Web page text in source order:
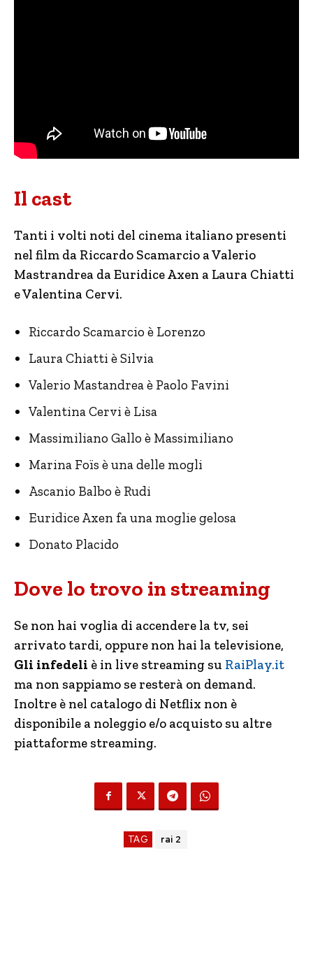
Il cast
Tanti i volti noti del cinema italiano presenti
nel film da Riccardo Scamarcio a Valerio
Mastrandrea da Euridice Axen a Laura Chiatti
e Valentina Cervi.
Riccardo Scamarcio è Lorenzo
Laura Chiatti è Silvia
Valerio Mastandrea è Paolo Favini
Valentina Cervi è Lisa
Massimiliano Gallo è Massimiliano
Marina Foïs è una delle mogli
Ascanio Balbo è Rudi
Euridice Axen fa una moglie gelosa
Donato Placido
Dove lo trovo in streaming
Se non hai voglia di accendere la tv, sei
arrivato tardi, oppure non hai la televisione,
Gli infedeli è in live streaming su RaiPlay.it
ma non sappiamo se resterà on demand.
Inoltre è nel catalogo di Netflix non è
disponibile a noleggio e/o acquisto su altre
piattaforme streaming.
TAG rai 2